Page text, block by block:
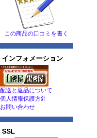
この商品の口コミを書く
インフォメーション
配送と返品について
個人情報保護方針
お問い合わせ
SSL